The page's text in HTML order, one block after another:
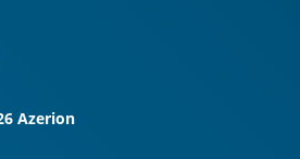
Azerion